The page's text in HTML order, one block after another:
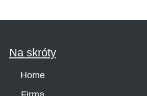
Na skróty
Home